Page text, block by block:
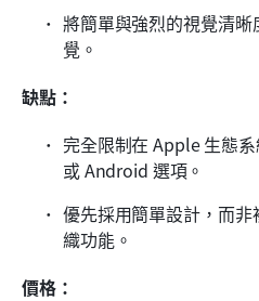
將簡單與強烈的視覺清
覺。
缺點：
完全限制在 Apple 生態
或 Android 選項。
優先採用簡單設計，而
織功能。
價格：